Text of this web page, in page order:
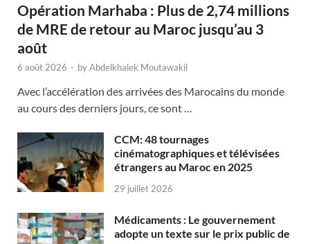
Opération Marhaba : Plus de 2,74 millions
de MRE de retour au Maroc jusqu’au 3
août
6 août 2026 - byAbdelkhalek Moutawakil
Avec l’accélération des arrivées des Marocains du monde
au cours des derniers jours, ce sont …
CCM: 48 tournages
cinématographiques et télévisées
étrangers au Maroc en 2025
29 juillet 2026
Médicaments : Le gouvernement
adopte un texte sur le prix public de